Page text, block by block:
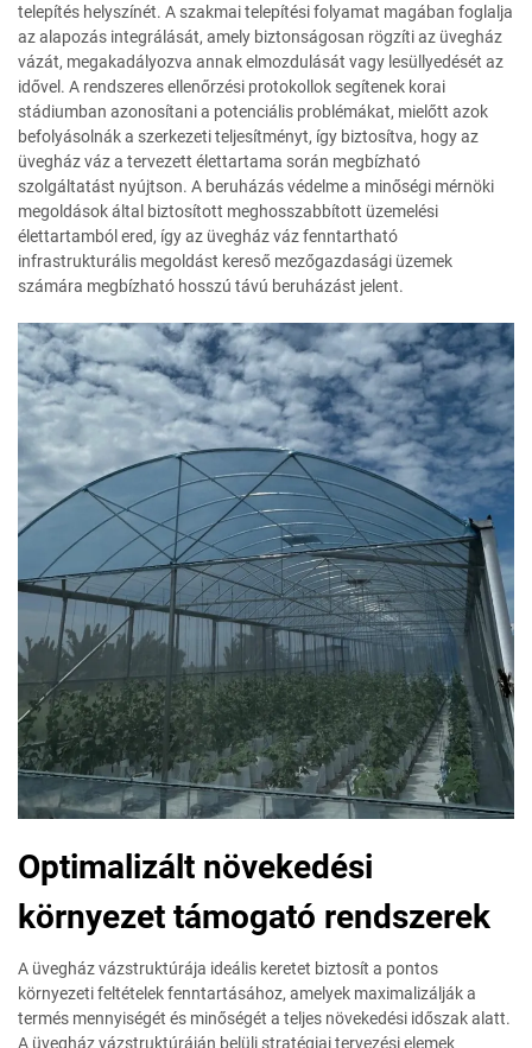
telepítés helyszínét. A szakmai telepítési folyamat magában foglalja
az alapozás integrálását, amely biztonságosan rögzíti az üvegház
vázát, megakadályozva annak elmozdulását vagy lesüllyedését az
idővel. A rendszeres ellenőrzési protokollok segítenek korai
stádiumban azonosítani a potenciális problémákat, mielőtt azok
befolyásolnák a szerkezeti teljesítményt, így biztosítva, hogy az
üvegház váz a tervezett élettartama során megbízható
szolgáltatást nyújtson. A beruházás védelme a minőségi mérnöki
megoldások által biztosított meghosszabbított üzemelési
élettartamból ered, így az üvegház váz fenntartható
infrastrukturális megoldást kereső mezőgazdasági üzemek
számára megbízható hosszú távú beruházást jelent.
Optimalizált növekedési
környezet támogató rendszerek
A üvegház vázstruktúrája ideális keretet biztosít a pontos
környezeti feltételek fenntartásához, amelyek maximalizálják a
termés mennyiségét és minőségét a teljes növekedési időszak alatt.
A üvegház vázstruktúráján belüli stratégiai tervezési elemek